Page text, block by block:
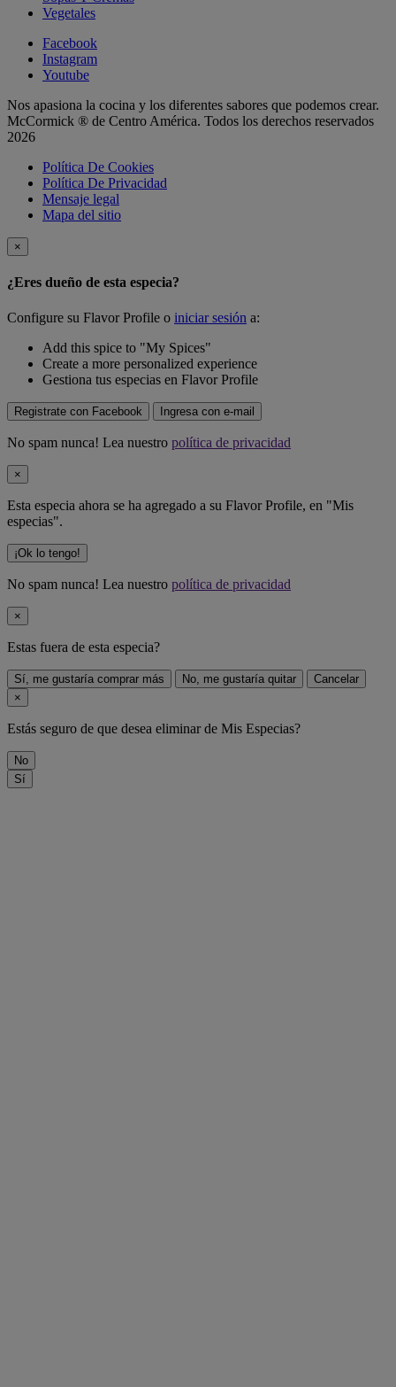
Vegetales
Facebook
Instagram
Youtube
Nos apasiona la cocina y los diferentes sabores que podemos crear.
McCormick ® de Centro América. Todos los derechos reservados
2026
Política De Cookies
Política De Privacidad
Mensaje legal
Mapa del sitio
×
¿Eres dueño de esta especia?
Configure su Flavor Profile o iniciar sesión a:
Add this spice to "My Spices"
Create a more personalized experience
Gestiona tus especias en Flavor Profile
Registrate con Facebook Ingresa con e-mail
No spam nunca! Lea nuestro política de privacidad
×
Esta especia ahora se ha agregado a su Flavor Profile, en "Mis
especias".
¡Ok lo tengo!
No spam nunca! Lea nuestro política de privacidad
×
Estas fuera de esta especia?
Sí, me gustaría comprar más No, me gustaría quitar
Cancelar
×
Estás seguro de que desea eliminarde Mis Especias?
No
Sí